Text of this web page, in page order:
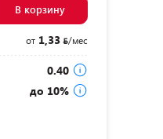
В корзину
от1,33 /мес
0.40
до 10%